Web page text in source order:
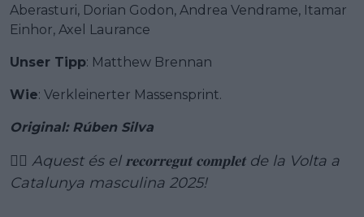
Aberasturi, Dorian Godon, Andrea Vendrame, Itamar
Einhor, Axel Laurance
Unser Tipp: Matthew Brennan
Wie: Verkleinerter Massensprint.
Original: Rúben Silva
🚴‍♂️ Aquest és el 𝐫𝐞𝐜𝐨𝐫𝐫𝐞𝐠𝐮𝐭 𝐜𝐨𝐦𝐩𝐥𝐞𝐭 de la Volta a
Catalunya masculina 2025!